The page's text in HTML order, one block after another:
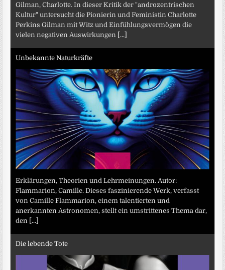
Gilman, Charlotte. In dieser Kritik der "androzentrischen
Kultur" untersucht die Pionierin und Feministin Charlotte
Perkins Gilman mit Witz und Einfühlungsvermögen die
vielen negativen Auswirkungen [...]
Unbekannte Naturkräfte
Erklärungen, Theorien und Lehrmeinungen. Autor:
Flammarion, Camille. Dieses faszinierende Werk, verfasst
von Camille Flammarion, einem talentierten und
anerkannten Astronomen, stellt ein umstrittenes Thema dar,
den [...]
Die lebende Tote